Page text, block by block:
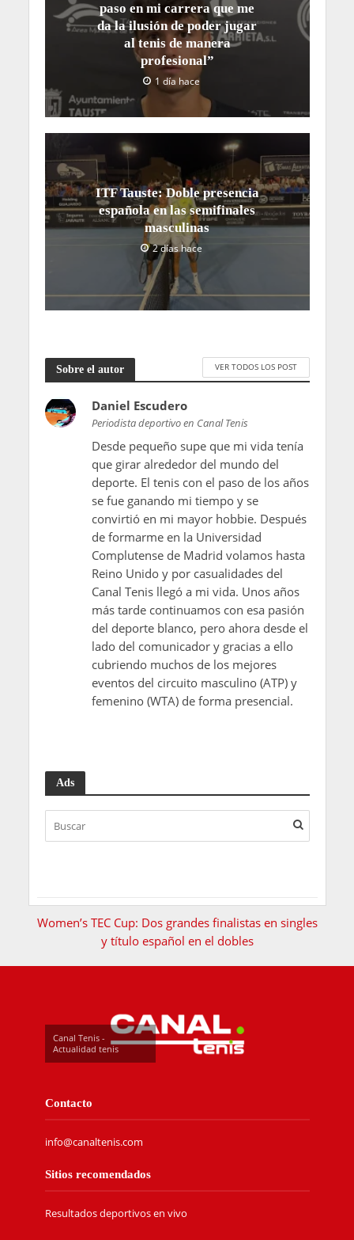
paso en mi carrera que me
da la ilusión de poder jugar
al tenis de manera
profesional”
1 día hace
ITF Tauste: Doble presencia
española en las semifinales
masculinas
2 días hace
Sobre el autor VER TODOS LOS POST
Daniel Escudero
Periodista deportivo en Canal Tenis
Desde pequeño supe que mi vida tenía
que girar alrededor del mundo del
deporte. El tenis con el paso de los años
se fue ganando mi tiempo y se
convirtió en mi mayor hobbie. Después
de formarme en la Universidad
Complutense de Madrid volamos hasta
Reino Unido y por casualidades del
Canal Tenis llegó a mi vida. Unos años
más tarde continuamos con esa pasión
del deporte blanco, pero ahora desde el
lado del comunicador y gracias a ello
cubriendo muchos de los mejores
eventos del circuito masculino (ATP) y
femenino (WTA) de forma presencial.
Ads
Women’s TEC Cup: Dos grandes finalistas en singles
y título español en el dobles
Canal Tenis -
Actualidad tenis
Contacto
info@canaltenis.com
Sitios recomendados
Resultados deportivos en vivo